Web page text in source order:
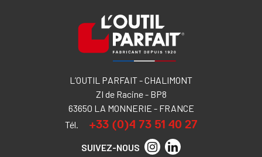
L’OUTIL PARFAIT - CHALIMONT
ZI de Racine - BP8
63650 LA MONNERIE - FRANCE
Tél.
+33 (0)4 73 51 40 27
SUIVEZ-NOUS